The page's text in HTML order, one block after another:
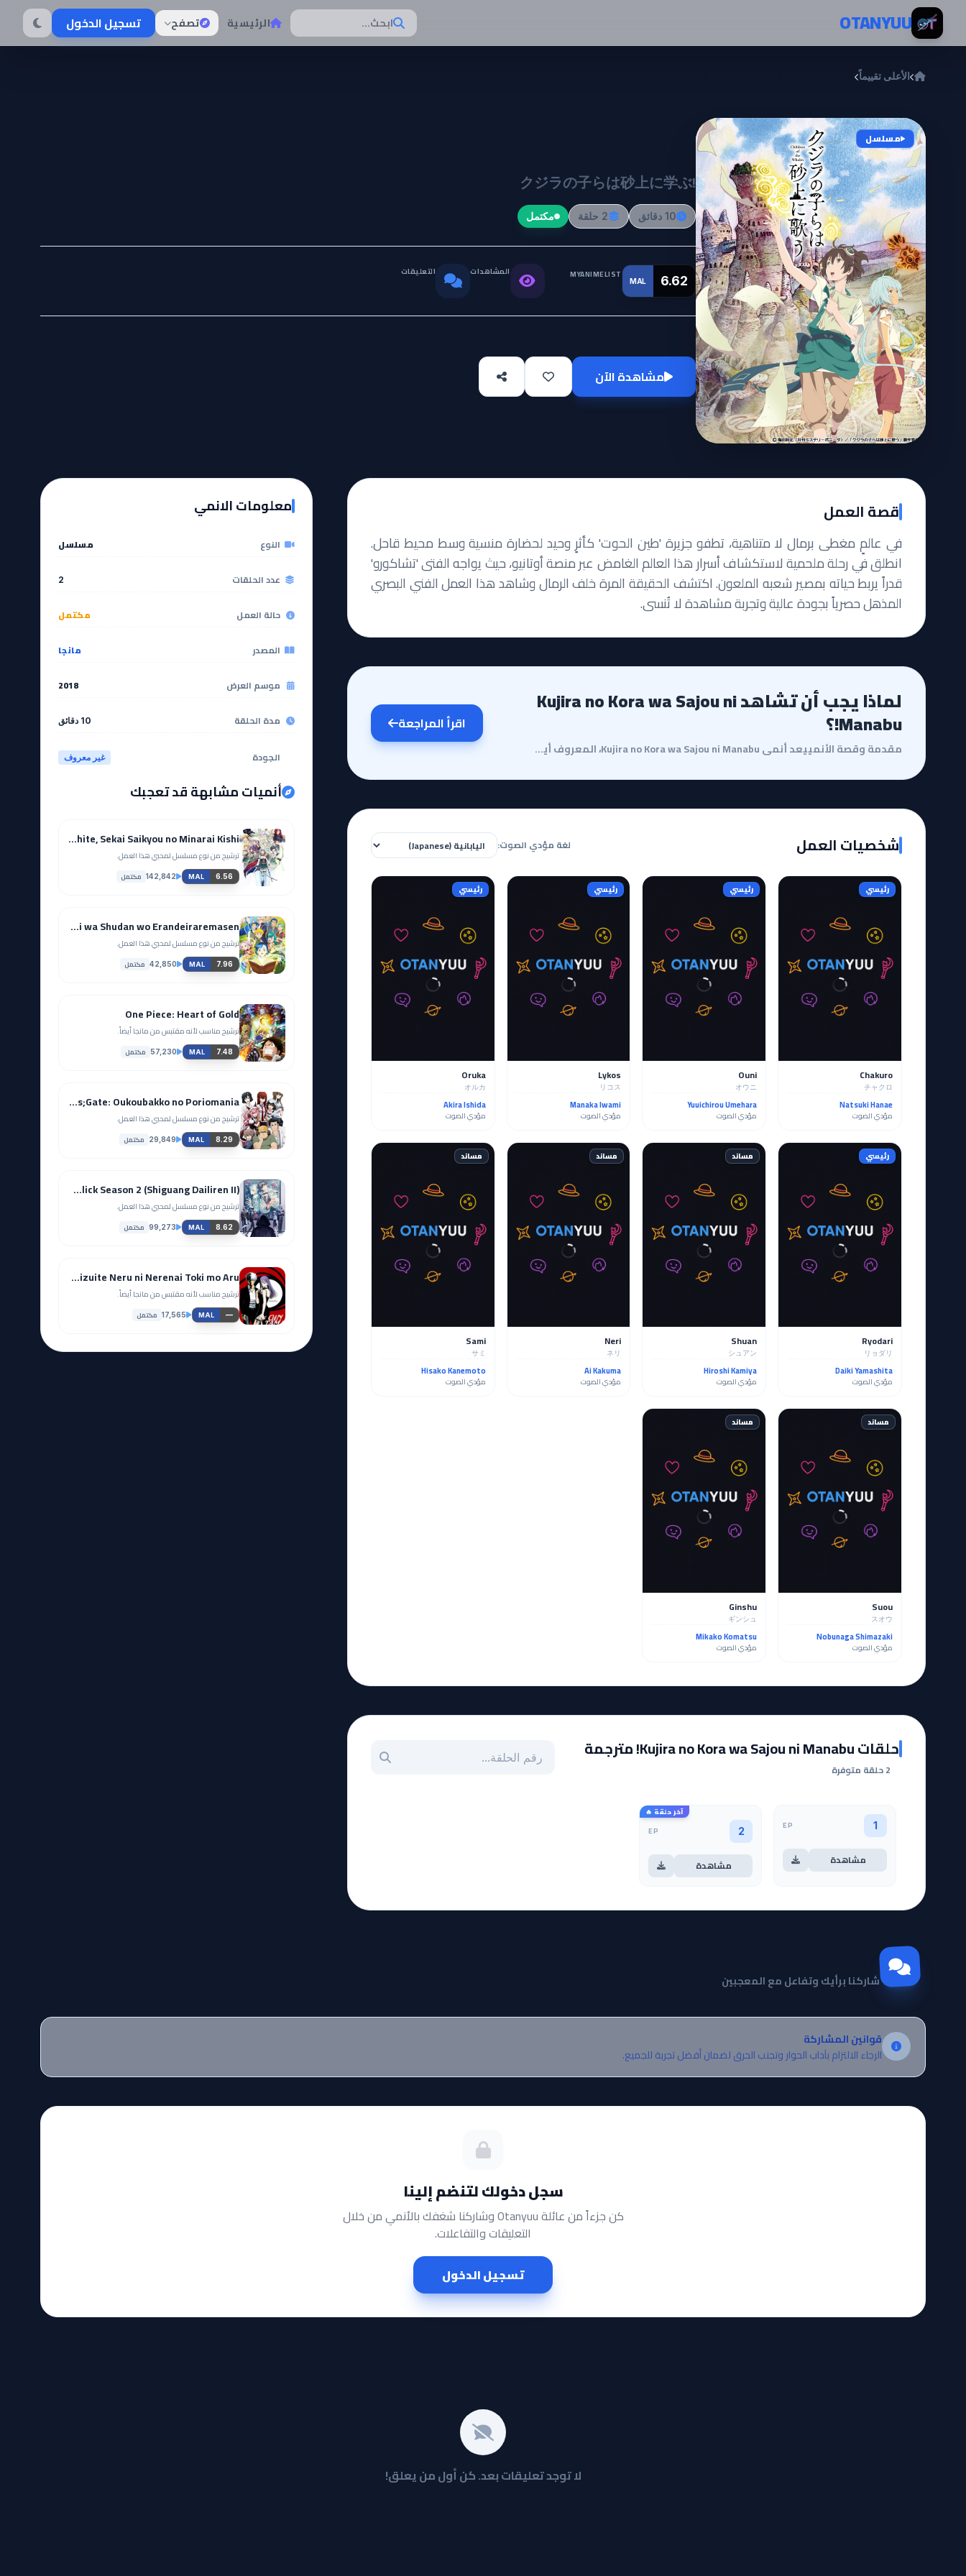
تخطي إلى المحتوىOTANYUU ابحث... الرئيسية تصفح تسجيل الدخول
الأعلى تقييماً
مسلسل
クジラの子らは砂上に学ぶ!
10 دقائق 2 حلقة مكتمل
MAL 6.62
MYANIMELIST المشاهدات التعليقات
مشاهدة الآن
قصة العمل
في عالمٍ مغطى برمال لا متناهية، تطفو جزيرة 'طين الحوت' كأثرٍ وحيد لحضارة منسية وسط محيط قاحل.
انطلق في رحلة ملحمية لاستكشاف أسرار هذا العالم الغامض عبر منصة أوتانيو، حيث يواجه الفتى 'تشاكورو'
قدراً يربط حياته بمصير شعبه الملعون. اكتشف الحقيقة المرة خلف الرمال وشاهد هذا العمل الفني البصري
المذهل حصرياً بجودة عالية وتجربة مشاهدة لا تُنسى.
لماذا يجب أن تشاهد Kujira no Kora wa Sajou ni
Manabu!؟
مقدمة وقصة الأنمييعد أنمي Kujira no Kora wa Sajou ni Manabu، المعروف أيضاً بـ Children of the Whales...
اقرأ المراجعة
شخصيات العمل لغة مؤدي الصوت:
رئيسي
Chakuro
チャクロ
Natsuki Hanae
مؤدي الصوت
رئيسي
Ouni
オウニ
Yuuichirou Umehara
مؤدي الصوت
رئيسي
Lykos
リコス
Manaka Iwami
مؤدي الصوت
رئيسي
Oruka
オルカ
Akira Ishida
مؤدي الصوت
رئيسي
Ryodari
リョダリ
Daiki Yamashita
مؤدي الصوت
مساند
Shuan
シュアン
Hiroshi Kamiya
مؤدي الصوت
مساند
Neri
ネリ
Ai Kakuma
مؤدي الصوت
مساند
Sami
サミ
Hisako Kanemoto
مؤدي الصوت
مساند
Suou
スオウ
Nobunaga Shimazaki
مؤدي الصوت
مساند
Ginshu
ギンシュ
Mikako Komatsu
مؤدي الصوت
حلقات Kujira no Kora wa Sajou ni Manabu! مترجمة
2 حلقة متوفرة
بحث عن حلقة بالرقم
1
EP
مشاهدة
آخر حلقة 🔥
2
EP
مشاهدة
معلومات الانمي
النوع مسلسل
عدد الحلقات 2
حالة العمل مكتمل
المصدر مانجا
موسم العرض 2018
مدة الحلقة 10 دقائق
الجودة غير معروف
أنميات مشابهة قد تعجبك
Eiyuuou, Bu wo Kiwameru Tame Tenseisu: Soshite, Sekai Saikyou no Minarai Kishi
ترشيح من نوع مسلسل لمحبي هذا العمل.
MAL 6.56
142,842 مكتمل
Honzuki no Gekokujou: Shisho ni Naru Tame ni wa Shudan wo Erandeiraremasen
ترشيح من نوع مسلسل لمحبي هذا العمل.
MAL 7.96
42,850 مكتمل
One Piece: Heart of Gold
ترشيح مناسب لأنه مقتبس من مانجا أيضاً.
MAL 7.48
57,230 مكتمل
Steins;Gate: Oukoubakko no Poriomania
ترشيح من نوع مسلسل لمحبي هذا العمل.
MAL 8.29
29,849 مكتمل
Link Click Season 2 (Shiguang Dailiren II)
ترشيح من نوع مسلسل لمحبي هذا العمل.
MAL 8.62
99,273 مكتمل
Gintama': Futon ni Haitte kara Buki Nokoshi ni Kizuite Neru ni Nerenai Toki mo Aru
ترشيح مناسب لأنه مقتبس من مانجا أيضاً.
MAL —
17,565 مكتمل
مجتمع Otanyuu
شاركنا برأيك وتفاعل مع المعجبين
قوانين المشاركة
الرجاء الالتزام بآداب الحوار وتجنب الحرق لضمان أفضل تجربة للجميع.
سجل دخولك لتنضم إلينا
كن جزءاً من عائلة Otanyuu وشاركنا شغفك بالأنمي من خلال
التعليقات والتفاعلات.
تسجيل الدخول
لا توجد تعليقات بعد. كن أول من يعلق!